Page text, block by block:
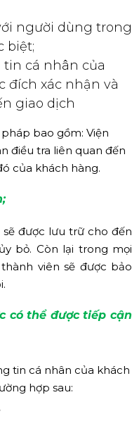
người dùng trong
biệt;
cá nhân của
đích xác nhận và
giao dịch
bao gồm: Viện
điều tra liên quan đến
của khách hàng.
được lưu trữ cho đến
bỏ. Còn lại trong mọi
viên sẽ được bảo
có thể được tiếp cận
tin cá nhân của khách
hợp sau: